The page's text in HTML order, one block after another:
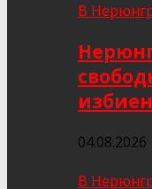
В
04.08.2026
В